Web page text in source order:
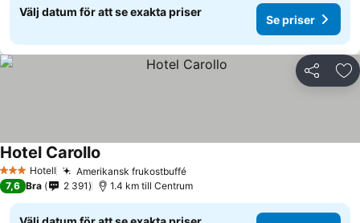
Välj datum för att se exakta priser
Se priser
Dela
3 StjärnorHotell Amerikansk frukostbufféSe priser
Hotel Carollo
7,6 Bra 2 391 1.4 km till Centrum